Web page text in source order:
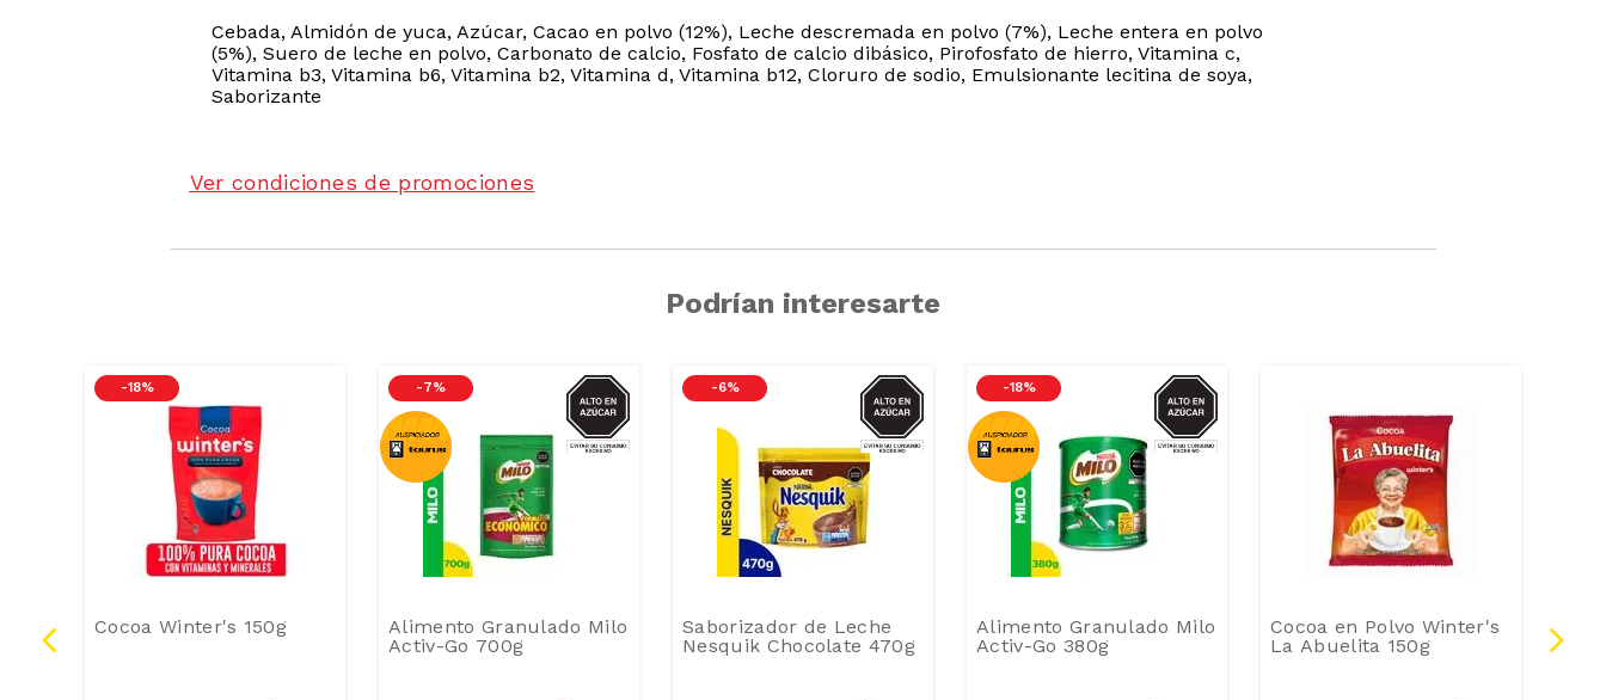
Cebada, Almidón de yuca, Azúcar, Cacao en polvo (12%), Leche descremada en polvo (7%), Leche entera en polvo
(5%), Suero de leche en polvo, Carbonato de calcio, Fosfato de calcio dibásico, Pirofosfato de hierro, Vitamina c,
Vitamina b3, Vitamina b6, Vitamina b2, Vitamina d, Vitamina b12, Cloruro de sodio, Emulsionante lecitina de soya,
Saborizante
Ver condiciones de promociones
Podrían interesarte
-18 %
Cocoa Winter's 150g
-7 % AZUCAR
Alimento Granulado Milo
Activ-Go 700g
-6 % AZUCAR
Saborizador de Leche
Nesquik Chocolate 470g
-18 % AZUCAR
Alimento Granulado Milo
Activ-Go 380g
Cocoa en Polvo Winter's
La Abuelita 150g